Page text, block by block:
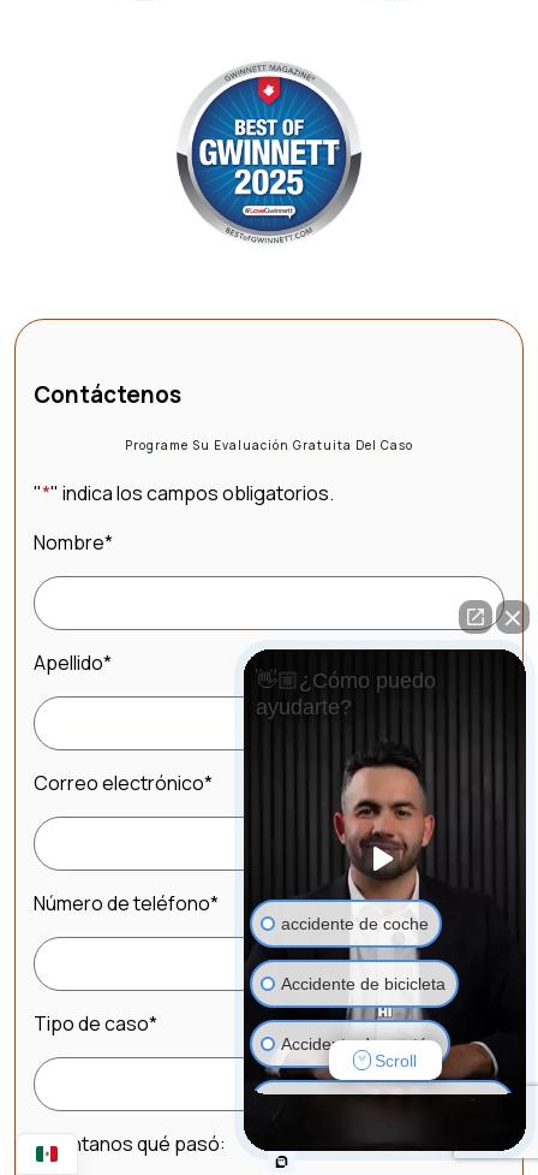
Contáctenos
Programe Su Evaluación Gratuita Del Caso
"*" indica los campos obligatorios.
Nombre*
Apellido*
Correo electrónico*
Número de teléfono*
Tipo de caso*
Cuéntanos qué pasó:
👋🏼¿Cómo puedo
ayudarte?
accidente de coche
Accidente de bicicleta
Accidente de peatón
accidente de vehículo
Scroll